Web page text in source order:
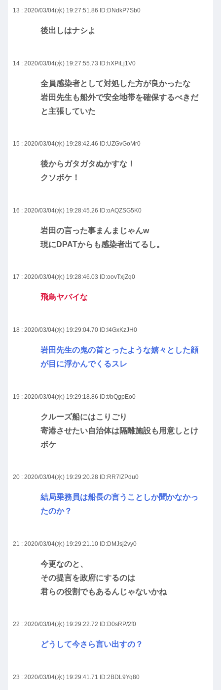
13 : 2020/03/04(水) 19:27:51.86 ID:DNdkP7Sb0
後出しはナシよ
14 : 2020/03/04(水) 19:27:55.73 ID:hXPiLj1V0
全員感染者として対処した方が良かったな
岩田先生も船外で安全地帯を確保するべきだ
と主張していた
15 : 2020/03/04(水) 19:28:42.46 ID:UZGvGoMr0
後からガタガタぬかすな！
クソボケ！
16 : 2020/03/04(水) 19:28:45.26 ID:oAQZSG5K0
岩田の言った事まんまじゃんw
現にDPATからも感染者出てるし。
17 : 2020/03/04(水) 19:28:46.03 ID:oovTxjZq0
飛鳥ヤバイな
18 : 2020/03/04(水) 19:29:04.70 ID:I4GxKzJH0
岩田先生の鬼の首とったような嬉々とした顔
が目に浮かんでくるスレ
19 : 2020/03/04(水) 19:29:18.86 ID:t/bQgpEo0
クルーズ船にはこりごり
寄港させたい自治体は隔離施設も用意しとけ
ボケ
20 : 2020/03/04(水) 19:29:20.28 ID:RR7lZPdu0
結局乗務員は船長の言うことしか聞かなかっ
たのか？
21 : 2020/03/04(水) 19:29:21.10 ID:DMJsj2vy0
今更なのと、
その提言を政府にするのは
君らの役割でもあるんじゃないかね
22 : 2020/03/04(水) 19:29:22.72 ID:D0sRP/2f0
どうして今さら言い出すの？
23 : 2020/03/04(水) 19:29:41.71 ID:2BDL9Yq80